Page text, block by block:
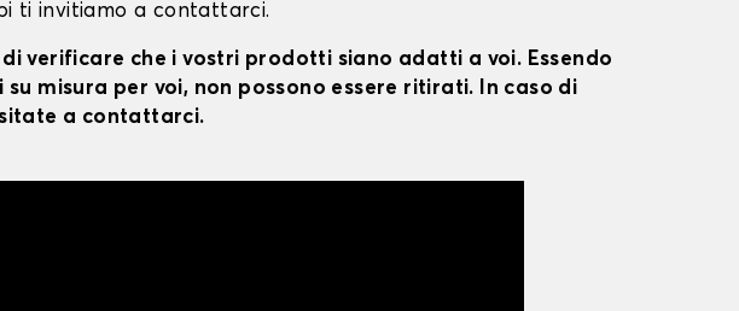
ti invitiamo a contattarci.
verificare che i vostri prodotti siano adatti a voi. Essendo
misura per voi, non possono essere ritirati. In caso di
a contattarci.